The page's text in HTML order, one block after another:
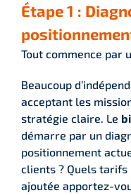
Étape 1 :
Tout commence par
Beaucoup
acceptant les
stratégie claire. Le
démarre par un
positionnement
clients ? Quels
ajoutée apportez-